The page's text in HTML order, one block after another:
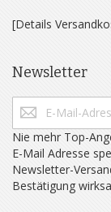
[Details
Newsletter
Nie mehr Top-
E-Mail Adresse
Newsletter-
Bestätigung